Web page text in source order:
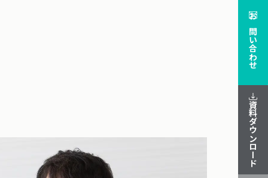
お問い合わせ
資料ダウンロード